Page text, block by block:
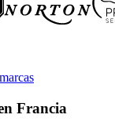
Francia